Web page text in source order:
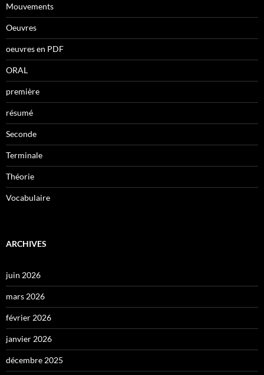
Mouvements
Oeuvres
oeuvres en PDF
ORAL
première
résumé
Seconde
Terminale
Théorie
Vocabulaire
ARCHIVES
juin 2026
mars 2026
février 2026
janvier 2026
décembre 2025